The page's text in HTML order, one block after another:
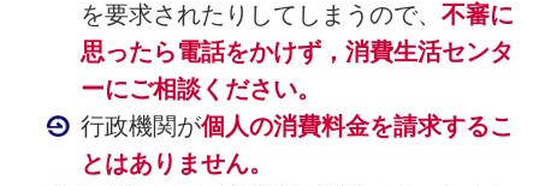
を要求されたりしてしまうので、 不審に
思ったら電話をかけず，消費生活センタ
ーにご相談ください。
行政機関が個人の消費料金を請求するこ
とはありません。